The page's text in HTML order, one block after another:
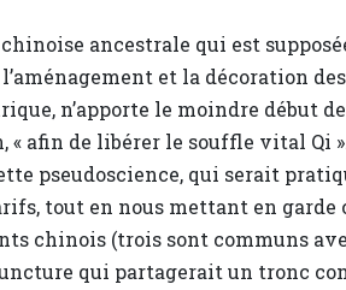
ancestrale qui est
et la décoration
n’apporte le moindre début
afin de libérer le souffle vital Qi
pseudoscience, qui serait
tout en nous mettant en
chinois (trois sont communs
qui partagerait un tronc